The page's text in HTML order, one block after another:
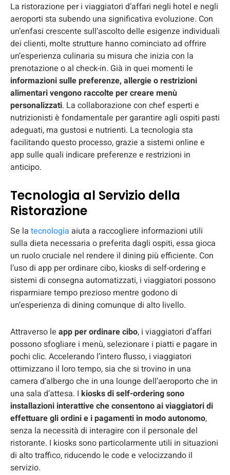
La ristorazione per i viaggiatori d’affari negli hotel e negli
aeroporti sta subendo una significativa evoluzione. Con
un’enfasi crescente sull’ascolto delle esigenze individuali
dei clienti, molte strutture hanno cominciato ad offrire
un’esperienza culinaria su misura che inizia con la
prenotazione o al check-in. Già in quei momenti le
informazioni sulle preferenze, allergie o restrizioni
alimentari vengono raccolte per creare menù
personalizzati. La collaborazione con chef esperti e
nutrizionisti è fondamentale per garantire agli ospiti pasti
adeguati, ma gustosi e nutrienti. La tecnologia sta
facilitando questo processo, grazie a sistemi online e
app sulle quali indicare preferenze e restrizioni in
anticipo.
Tecnologia al Servizio della
Ristorazione
Se la tecnologia aiuta a raccogliere informazioni utili
sulla dieta necessaria o preferita dagli ospiti, essa gioca
un ruolo cruciale nel rendere il dining più efficiente. Con
l’uso di app per ordinare cibo, kiosks di self-ordering e
sistemi di consegna automatizzati, i viaggiatori possono
risparmiare tempo prezioso mentre godono di
un’esperienza di dining comunque di alto livello.
Attraverso le app per ordinare cibo, i viaggiatori d’affari
possono sfogliare i menù, selezionare i piatti e pagare in
pochi clic. Accelerando l’intero flusso, i viaggiatori
ottimizzano il loro tempo, sia che si trovino in una
camera d’albergo che in una lounge dell’aeroporto che in
una sala d’attesa. I kiosks di self-ordering sono
installazioni interattive che consentono ai viaggiatori di
effettuare gli ordini e i pagamenti in modo autonomo,
senza la necessità di interagire con il personale del
ristorante. I kiosks sono particolarmente utili in situazioni
di alto traffico, riducendo le code e velocizzando il
servizio.